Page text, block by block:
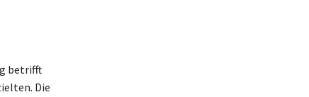
betrifft
Die